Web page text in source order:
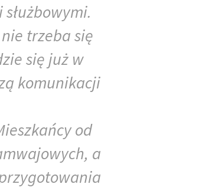
trzeba się
się już w
komunikacji
od
a